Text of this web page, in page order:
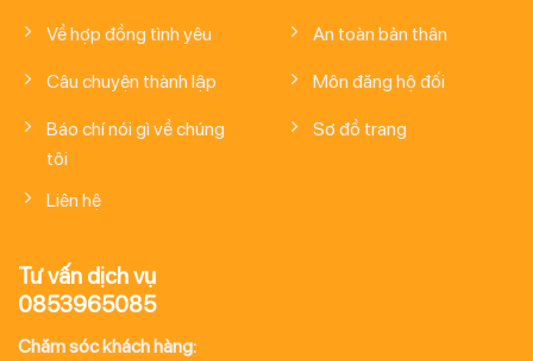
Về hợp đồng tình yêu
Câu chuyện thành lập
Báo chí nói gì về chúng
tôi
Liên hệ
An toàn bản thân
Môn đăng hộ đối
Sơ đồ trang
Tư vấn dịch vụ
0853965085
Chăm sóc khách hàng: